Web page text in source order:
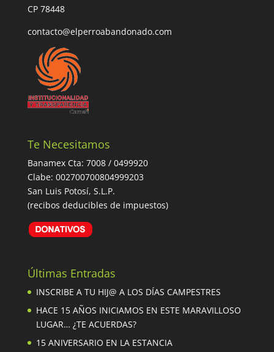
CP 78448
contacto@elperroabandonado.com
Te Necesitamos
Banamex Cta: 7008 / 0499920
Clabe: 002700700804999203
San Luis Potosí, S.L.P.
(recibos deducibles de impuestos)
Últimas Entradas
INSCRIBE A TU HIJ@ A LOS DÍAS CAMPESTRES
HACE 15 AÑOS INICIAMOS EN ESTE MARAVILLOSO
LUGAR… ¿TE ACUERDAS?
15 ANIVERSARIO EN LA ESTANCIA